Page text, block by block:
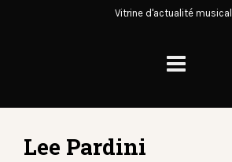
Vitrine d'actualité
Lee Pardini